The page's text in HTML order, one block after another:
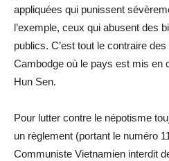
appliquées qui punissent
l’exemple, ceux qui abusent des
publics. C’est tout le contraire
Cambodge où le pays est mis en
Hun Sen.
Pour lutter contre le népotisme
un règlement (portant le numéro
Communiste Vietnamien interdit